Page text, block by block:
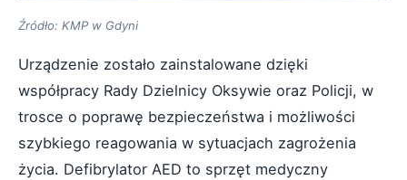
Źródło: KMP w Gdyni
Urządzenie zostało zainstalowane dzięki
współpracy Rady Dzielnicy Oksywie oraz Policji, w
trosce o poprawę bezpieczeństwa i możliwości
szybkiego reagowania w sytuacjach zagrożenia
życia. Defibrylator AED to sprzęt medyczny